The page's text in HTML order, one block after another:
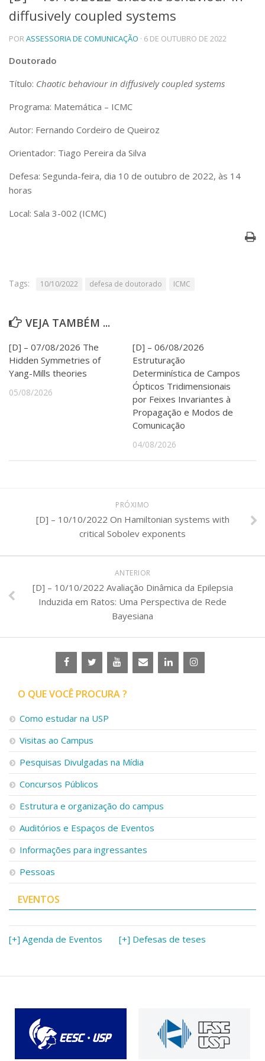
Telefones e Mapas
Pessoas
Ensino
Graduação
Educação a distância
Pesquisa e Inovação
Linhas de Pesquisa
Pós-doutorado
Transferência de Tecnologia
Extensão à Comunidade
Bibliotecas
RH, Administrativo e Financeiro
Comunicação
Assessorias e Mídias
Jornal da USP
diffusively coupled systems
PORASSESSORIA DE COMUNICAÇÃO · 6 DE OUTUBRO DE 2022
Doutorado
Título: Chaotic behaviour in diffusively coupled systems
Programa: Matemática – ICMC
Autor: Fernando Cordeiro de Queiroz
Orientador: Tiago Pereira da Silva
Defesa: Segunda-feira, dia 10 de outubro de 2022, às 14
horas
Local: Sala 3-002 (ICMC)
Tags: 10/10/2022 defesa de doutorado ICMC
VEJA TAMBÉM ...
[D] – 07/08/2026 The
Hidden Symmetries of
Yang-Mills theories
05/08/2026
[D] – 06/08/2026
Estruturação
Determinística de Campos
Ópticos Tridimensionais
por Feixes Invariantes à
Propagação e Modos de
Comunicação
04/08/2026
PRÓXIMO
[D] – 10/10/2022 On Hamiltonian systems with
critical Sobolev exponents
ANTERIOR
[D] – 10/10/2022 Avaliação Dinâmica da Epilepsia
Induzida em Ratos: Uma Perspectiva de Rede
Bayesiana
O QUE VOCÊ PROCURA ?
Como estudar na USP
Visitas ao Campus
Pesquisas Divulgadas na Mídia
Concursos Públicos
Estrutura e organização do campus
Auditórios e Espaços de Eventos
Informações para ingressantes
Pessoas
EVENTOS
[+] Agenda de Eventos [+] Defesas de teses